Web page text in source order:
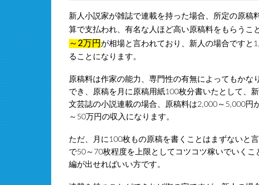
新人小説家が雑誌で連載を持った場合、所定の原稿
算で支払われ、有名な人ほど高い原稿料をもらうこ
～2万円 が相場と言われており、新人の場合ですと
ることになります。
原稿料は作家の能力、専門性の有無によってもかな
でき、原稿を月に原稿用紙100枚分書いたとして、
文芸誌の小説連載の場合、原稿料は2,000～5,000円
～50万円の収入になります。
ただ、月に100枚もの原稿を書くことはまずないと
で50～70枚程度を上限としてコツコツ稼いでいく
編が出せればいい方です。